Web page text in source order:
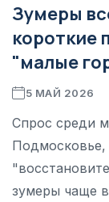
Зумеры
короткие
"малые
5 МАЙ 2026
Спрос среди
Подмосковье,
зумеры чаще